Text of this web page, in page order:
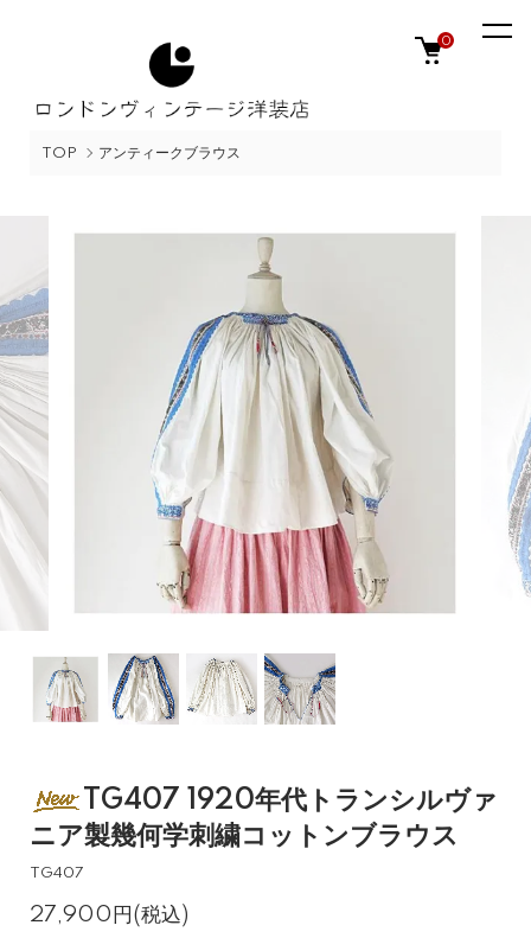
0
TOP アンティークブラウス
TG407 1920年代トランシルヴァ
ニア製幾何学刺繍コットンブラウス
TG407
27,900円(税込)